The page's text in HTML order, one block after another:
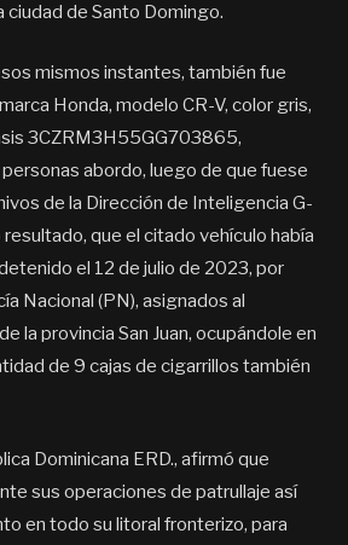
ciudad de Santo Domingo.
mismos instantes, también fue
Honda, modelo CR-V, color gris,
3CZRM3H55GG703865,
abordo, luego de que fuese
de la Dirección de Inteligencia G-
que el citado vehículo había
el 12 de julio de 2023, por
Nacional (PN), asignados al
la provincia San Juan, ocupándole en
de 9 cajas de cigarrillos también
Dominicana ERD., afirmó que
sus operaciones de patrullaje así
en todo su litoral fronterizo, para